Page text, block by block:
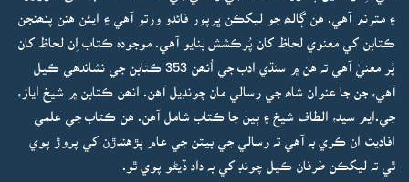
۽ مترنم آهي. هن ڳالھ جو ليکڪن ڀرپور فائدو ورتو آهي ۽ ايئن هنن پنھنجن
ڪتابن کي معنوي لحاظ کان پُرڪشش بنايو آهي. موجودہ ڪتاب اِن لحاظ کان
پُر معنيٰ آهي تہ هن ۾ سنڌي ادب جي اُنھن 353 ڪتابن جي نشاندهي ڪيل
آهي، جن جا عنوان شاھ جي رسالي مان چونڊيل آهن. انھن ڪتابن ۾ شيخ اياز،
جي.ايم سيد، الطاف شيخ ۽ ٻين جا ڪتاب شامل آهن. هن ڪتاب جي علمي
افاديت ان ڪري بہ آهي تہ رسالي جي بيتن جي عام پڙهندڙن کي پروڙ پوي
ٿي تہ ليکڪن طرفان ڪيل چونڊ کي بہ داد ڏيڻو پوي ٿو.